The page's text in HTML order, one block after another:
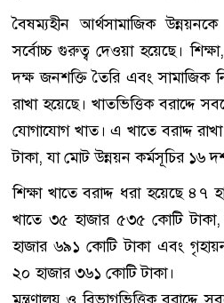
বৈষম্যহীন আর্থসামাজিক
সর্বোচ্চ গুরুত্ব দেওয়া হয়েছে। শিক্ষা,
দক্ষ জনশক্তি তৈরি এবং সামাজিক
রাখা হয়েছে। খাতভিত্তিক বরাদ্দে
যোগাযোগ খাত। এ খাতে বরাদ্দ
টাকা, যা মোট উন্নয়ন কর্মসূচির ১৬
শিক্ষা খাতে বরাদ্দ ধরা হয়েছে ৪৭
খাতে ৩৫ হাজার ৫৩৫ কোটি টাকা,
হাজার ৬৯১ কোটি টাকা এবং
২০ হাজার ৩৬১ কোটি টাকা।